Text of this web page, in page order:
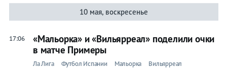
10 мая, воскресенье
17:06
«Мальорка» и «Вильярреал» поделили очки
в матче Примеры
Ла Лига Футбол Испании Мальорка Вильярреал